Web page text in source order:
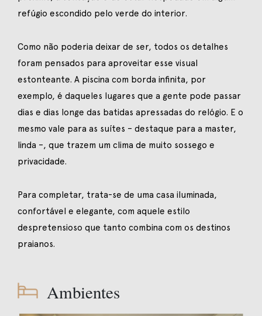
refúgio escondido pelo verde do interior.
Como não poderia deixar de ser, todos os detalhes
foram pensados para aproveitar esse visual
estonteante. A piscina com borda infinita, por
exemplo, é daqueles lugares que a gente pode passar
dias e dias longe das batidas apressadas do relógio. E o
mesmo vale para as suítes – destaque para a master,
linda –, que trazem um clima de muito sossego e
privacidade.
Para completar, trata-se de uma casa iluminada,
confortável e elegante, com aquele estilo
despretensioso que tanto combina com os destinos
praianos.
Ambientes